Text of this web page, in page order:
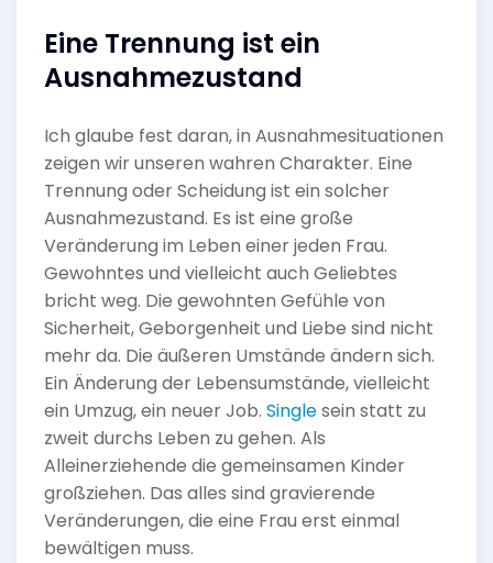
Eine Trennung ist ein
Ausnahmezustand
Ich glaube fest daran, in Ausnahmesituationen
zeigen wir unseren wahren Charakter. Eine
Trennung oder Scheidung ist ein solcher
Ausnahmezustand. Es ist eine große
Veränderung im Leben einer jeden Frau.
Gewohntes und vielleicht auch Geliebtes
bricht weg. Die gewohnten Gefühle von
Sicherheit, Geborgenheit und Liebe sind nicht
mehr da. Die äußeren Umstände ändern sich.
Ein Änderung der Lebensumstände, vielleicht
ein Umzug, ein neuer Job. Singlesein statt zu
zweit durchs Leben zu gehen. Als
Alleinerziehende die gemeinsamen Kinder
großziehen. Das alles sind gravierende
Veränderungen, die eine Frau erst einmal
bewältigen muss.